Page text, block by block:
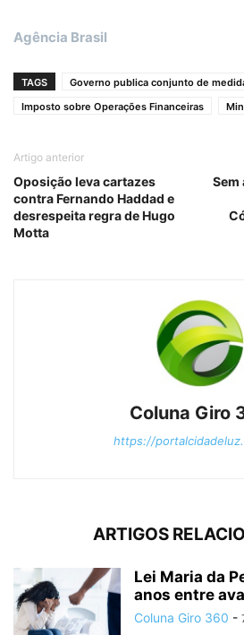
Agência Brasil
TAGS
Governo publica conjunto de
Imposto sobre Operações Financeiras
Artigo anterior
Oposição leva cartazes
contra Fernando Haddad e
desrespeita regra de Hugo
Motta
Sem
Coluna Giro
https://
ARTIGOS
Lei Maria da
anos entre
Coluna Giro 360 -